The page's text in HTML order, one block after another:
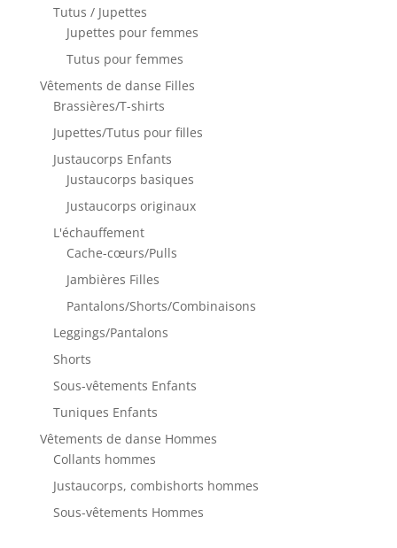
Tutus / Jupettes
Jupettes pour femmes
Tutus pour femmes
Vêtements de danse Filles
Brassières/T-shirts
Jupettes/Tutus pour filles
Justaucorps Enfants
Justaucorps basiques
Justaucorps originaux
L'échauffement
Cache-cœurs/Pulls
Jambières Filles
Pantalons/Shorts/Combinaisons
Leggings/Pantalons
Shorts
Sous-vêtements Enfants
Tuniques Enfants
Vêtements de danse Hommes
Collants hommes
Justaucorps, combishorts hommes
Sous-vêtements Hommes